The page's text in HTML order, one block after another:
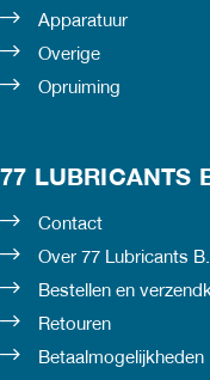
Apparatuur
Overige
Opruiming
77 LUBRICANTS
Contact
Over 77 Lubricants
Bestellen en
Retouren
Betaalmogelijkheden